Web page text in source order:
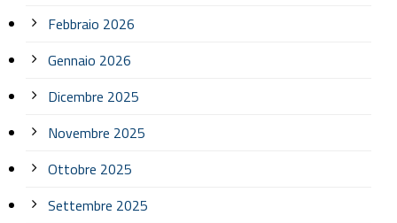
Febbraio 2026
Gennaio 2026
Dicembre 2025
Novembre 2025
Ottobre 2025
Settembre 2025